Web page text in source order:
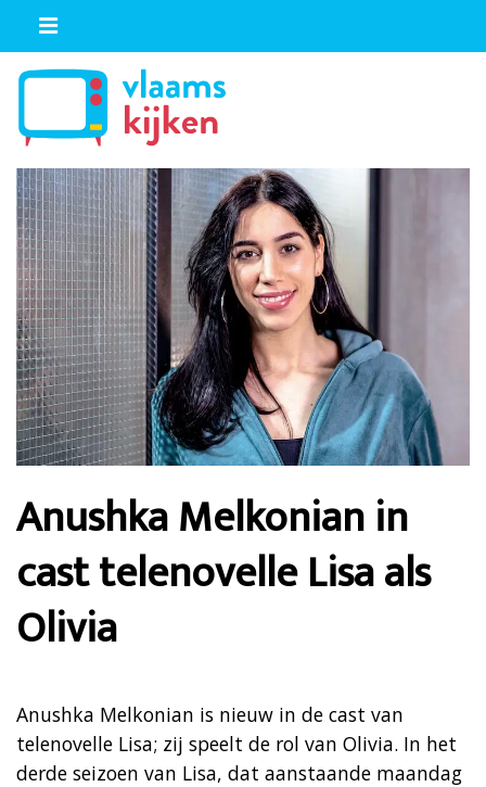
Anushka Melkonian in
cast telenovelle Lisa als
Olivia
Anushka Melkonian is nieuw in de cast van
telenovelle Lisa; zij speelt de rol van Olivia. In het
derde seizoen van Lisa, dat aanstaande maandag